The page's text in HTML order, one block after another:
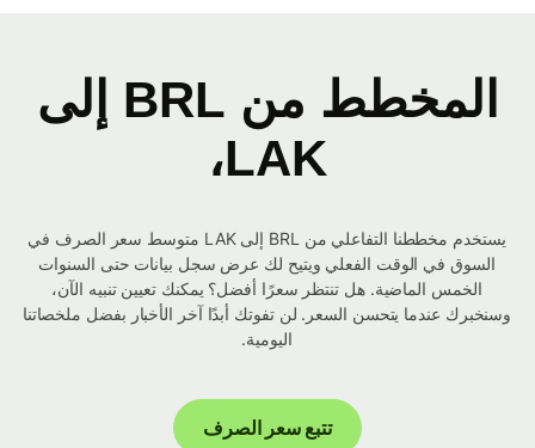
المخطط من BRL إلى
LAK،
يستخدم مخططنا التفاعلي من BRL إلى LAK متوسط ​​سعر الصرف في
السوق في الوقت الفعلي ويتيح لك عرض سجل بيانات حتى السنوات
الخمس الماضية. هل تنتظر سعرًا أفضل؟ يمكنك تعيين تنبيه الآن،
وسنخبرك عندما يتحسن السعر. لن تفوتك أبدًا آخر الأخبار بفضل ملخصاتنا
اليومية.
تتبع سعر الصرف